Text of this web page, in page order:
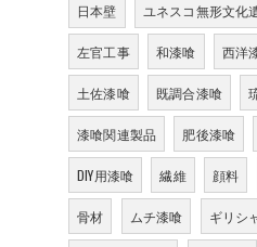
日本壁 ユネスコ無形文化
左官工事 和漆喰 西洋
土佐漆喰 既調合漆喰
漆喰関連製品 肥後漆喰
DIY用漆喰 繊維 顔料
骨材 ムチ漆喰 ギリシ